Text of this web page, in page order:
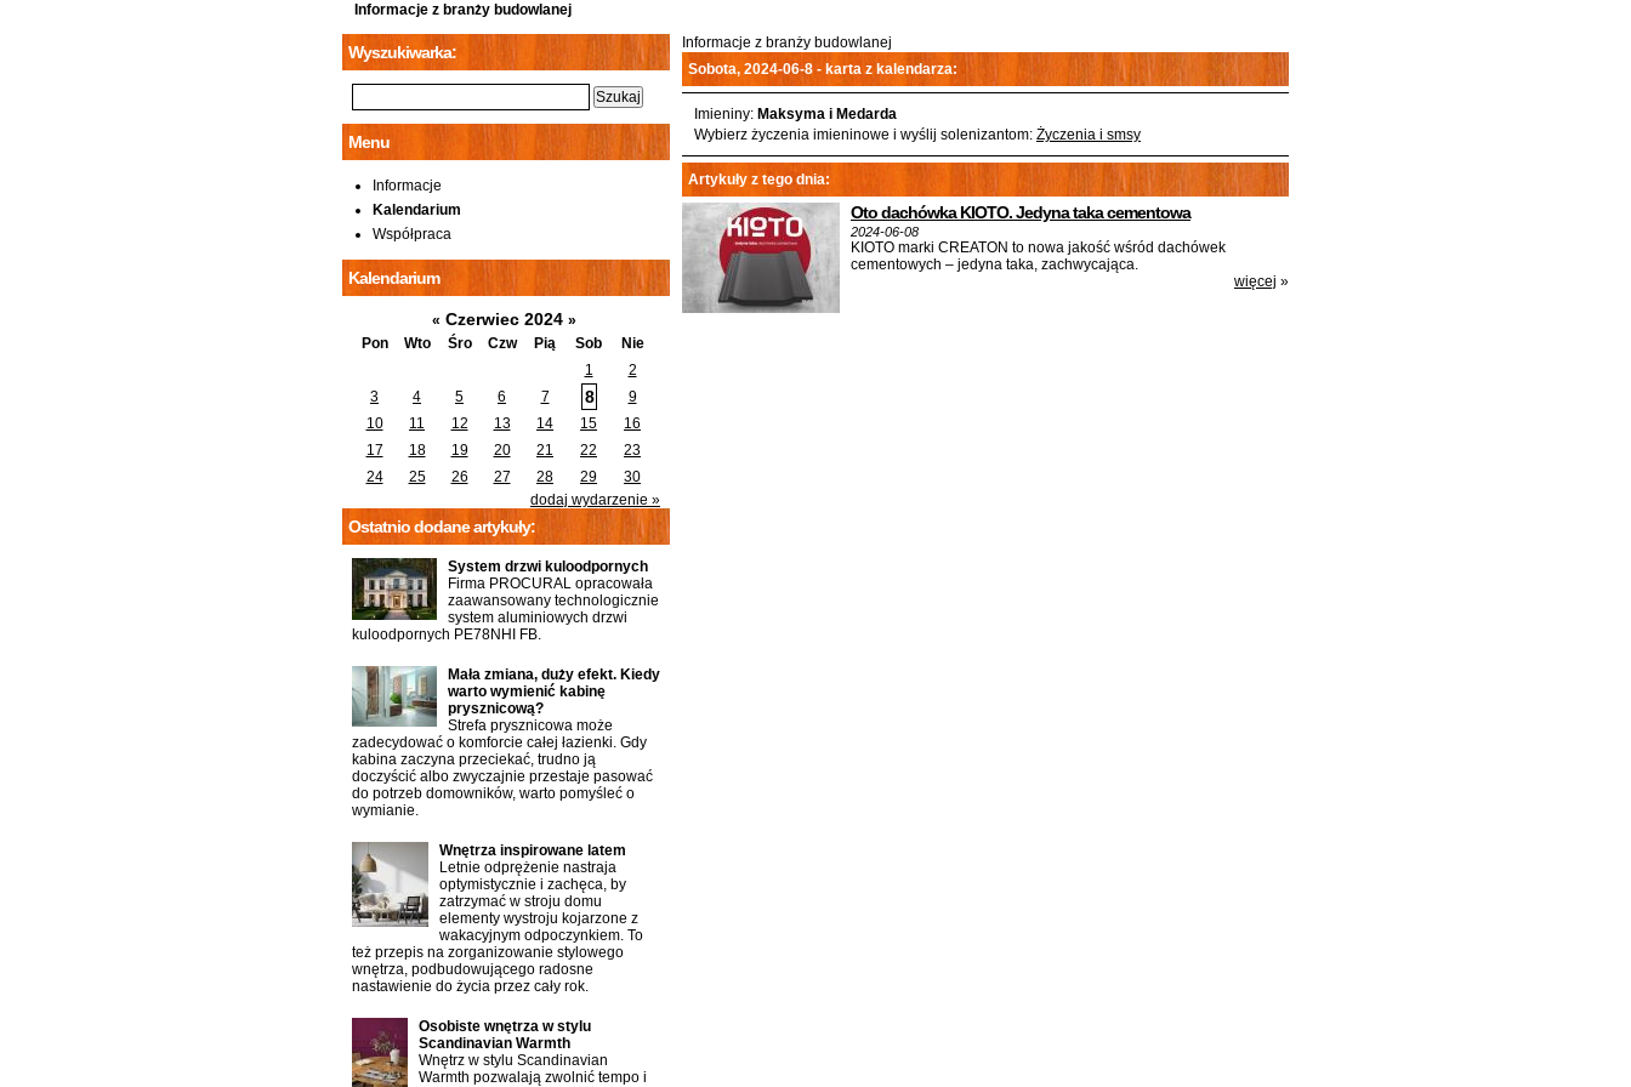
Informacje z branży budowlanej
Informacje z branży budowlanej
Sobota, 2024-06-8 - karta z kalendarza:
Imieniny: Maksyma i Medarda
Wybierz życzenia imieninowe i wyślij solenizantom: Życzenia i smsy
Artykuły z tego dnia:
Oto dachówka KIOTO. Jedyna taka cementowa
2024-06-08
KIOTO marki CREATON to nowa jakość wśród dachówek
cementowych – jedyna taka, zachwycająca.
więcej »
Wyszukiwarka:
Menu
Informacje
Kalendarium
Współpraca
Kalendarium
« Czerwiec 2024 »
Pon
Wto Śro Czw Pią Sob
Nie
1
2
3
4 5 6 7 8
9
10
11 12 13 14 15
16
17
18 19 20 21 22
23
24
25 26 27 28 29
30
dodaj wydarzenie »
Ostatnio dodane artykuły:
System drzwi kuloodpornych
Firma PROCURAL opracowała
zaawansowany technologicznie
system aluminiowych drzwi
kuloodpornych PE78NHI FB.
Mała zmiana, duży efekt. Kiedy
warto wymienić kabinę
prysznicową?
Strefa prysznicowa może
zadecydować o komforcie całej łazienki. Gdy
kabina zaczyna przeciekać, trudno ją
doczyścić albo zwyczajnie przestaje pasować
do potrzeb domowników, warto pomyśleć o
wymianie.
Wnętrza inspirowane latem
Letnie odprężenie nastraja
optymistycznie i zachęca, by
zatrzymać w stroju domu
elementy wystroju kojarzone z
wakacyjnym odpoczynkiem. To
też przepis na zorganizowanie stylowego
wnętrza, podbudowującego radosne
nastawienie do życia przez cały rok.
Osobiste wnętrza w stylu
Scandinavian Warmth
Wnętrz w stylu Scandinavian
Warmth pozwalają zwolnić tempo i